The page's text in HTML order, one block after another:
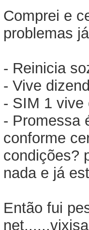
Comprei e
problemas
- Reinicia
- Vive
- SIM 1 vive
- Promessa
conforme
condições?
nada e já
Então fui